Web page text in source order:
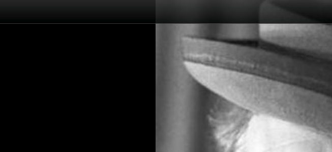
Înapoi